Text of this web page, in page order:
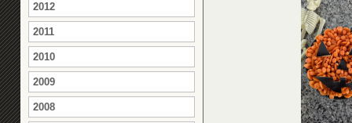
2012
2011
2010
2009
2008